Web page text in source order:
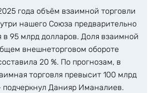
года объём взаимной торговли
нашего Союза предварительно
в 95 млрд долларов. Доля взаимной
внешнеторговом обороте
20 %. По прогнозам, в
торговля превысит 100 млрд
подчеркнул Данияр Иманалиев.